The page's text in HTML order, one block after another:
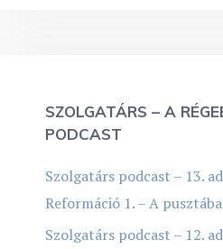
SZOLGATÁRS – A
PODCAST
Szolgatárs podcast – 13.
Reformáció 1. – A
Szolgatárs podcast – 12.